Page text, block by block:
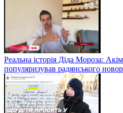
Реальна історія Діда Мороза:
популяризував радянського